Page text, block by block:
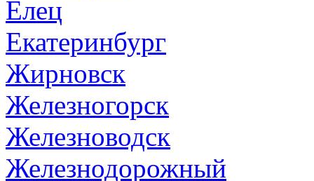
Елец
Екатеринбург
Жирновск
Железногорск
Железноводск
Железнодорожный